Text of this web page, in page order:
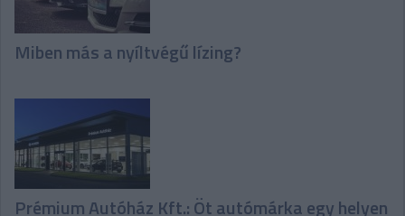
Miben más a nyíltvégű lízing?
Prémium Autóház Kft.: Öt autómárka egy helyen